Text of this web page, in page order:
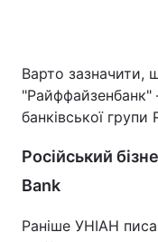
Варто зазначити,
"Райффайзенбанк"
банківської
Російський
Bank
Раніше УНІАН